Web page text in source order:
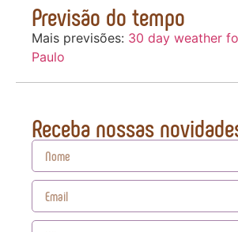
Previsão do tempo
Mais previsões: 30 day weather
Paulo
Receba nossas